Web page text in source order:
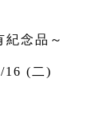
念品～
16 (二)